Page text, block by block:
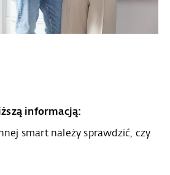
informacją:
smart należy sprawdzić, czy